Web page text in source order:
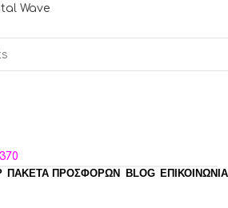
ΠΑΚΈΤΑ ΠΡΟΣΦΟΡΏΝ BLOG ΕΠΙΚΟΙΝΩΝΙΑ